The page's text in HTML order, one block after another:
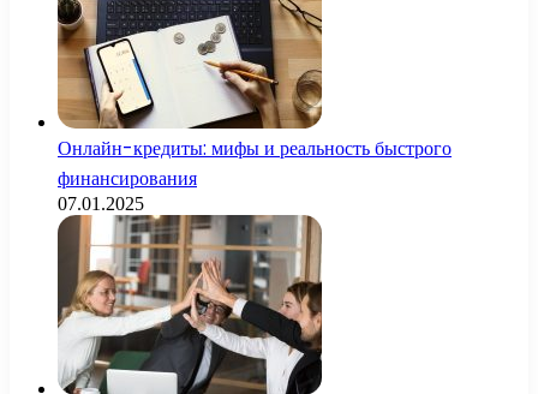
Онлайн-кредиты: мифы и реальность быстрого
финансирования
07.01.2025